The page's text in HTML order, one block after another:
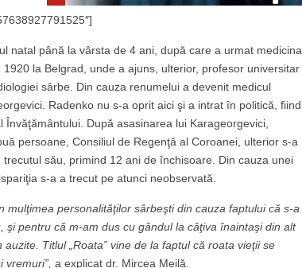
natal până la vârsta de 4 ani, după care a urmat medicina
la Belgrad, unde a ajuns, ulterior, profesor universitar
sârbe. Din cauza renumelui a devenit medicul
Radenko nu s-a oprit aici şi a intrat în politică, fiind
După asasinarea lui Karageorgevici,
persoane, Consiliul de Regenţă al Coroanei, ulterior s-a
său, primind 12 ani de închisoare. Din cauza unei
s-a a trecut pe atunci neobservată.
mulţimea personalităţilor sârbeşti din cauza faptului că s-a
şi pentru că m-am dus cu gândul la câţiva înaintaşi din alt
Titlul „Roata” vine de la faptul că roata vieţii se
a explicat dr. Mircea Meilă.